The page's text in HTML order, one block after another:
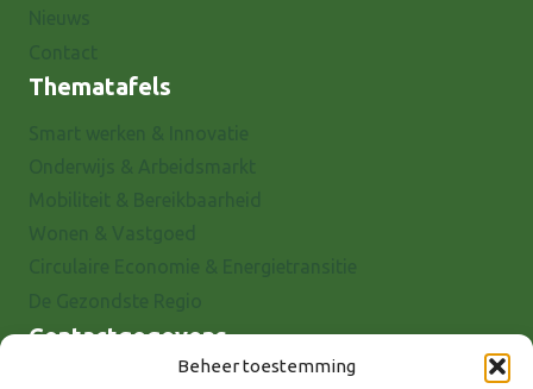
Beheer toestemming
Thematafels
Contactgegevens